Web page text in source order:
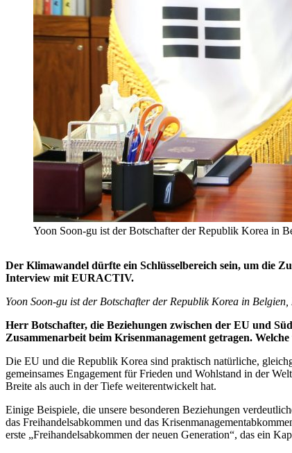
Yoon Soon-gu ist der Botschafter der Republik Korea in
Der Klimawandel dürfte ein Schlüsselbereich sein, um die
Interview mit EURACTIV.
Yoon Soon-gu ist der Botschafter der Republik Korea in
Herr Botschafter, die Beziehungen zwischen der EU und
Zusammenarbeit beim Krisenmanagement getragen.
Die EU und die Republik Korea sind praktisch natürliche,
gemeinsames Engagement für Frieden und Wohlstand in der
Breite als auch in der Tiefe weiterentwickelt hat.
Einige Beispiele, die unsere besonderen Beziehungen
das Freihandelsabkommen und das
erste „Freihandelsabkommen der neuen Generation“, das ein